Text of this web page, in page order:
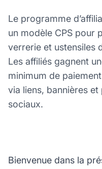
Le programme
un modèle CPS pour
verrerie et ustensiles
Les affiliés gagnent
minimum de
via liens, bannières
sociaux.
Bienvenue dans la